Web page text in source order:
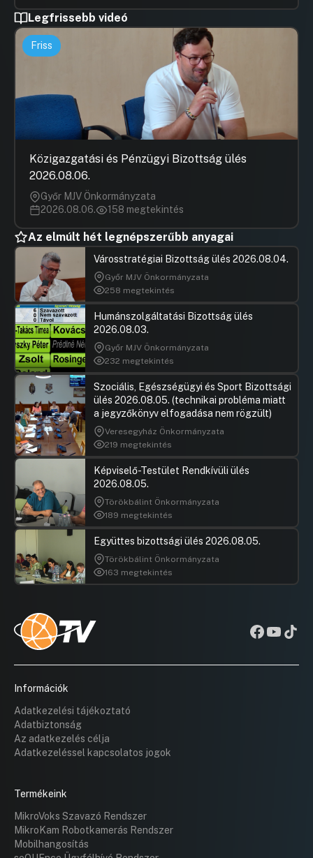
Legfrissebb videó
Friss
Közigazgatási és Pénzügyi Bizottság ülés
2026.08.06.
Győr MJV Önkormányzata
2026.08.06.
158 megtekintés
Az elmúlt hét legnépszerűbb anyagai
Városstratégiai Bizottság ülés 2026.08.04.
Győr MJV Önkormányzata
258 megtekintés
Humánszolgáltatási Bizottság ülés
2026.08.03.
Győr MJV Önkormányzata
232 megtekintés
Szociális, Egészségügyi és Sport Bizottsági
ülés 2026.08.05. (technikai probléma miatt
a jegyzőkönyv elfogadása nem rögzült)
Veresegyház Önkormányzata
219 megtekintés
Képviselő-Testület Rendkívüli ülés
2026.08.05.
Törökbálint Önkormányzata
189 megtekintés
Együttes bizottsági ülés 2026.08.05.
Törökbálint Önkormányzata
163 megtekintés
Információk
Adatkezelési tájékoztató
Adatbiztonság
Az adatkezelés célja
Adatkezeléssel kapcsolatos jogok
Termékeink
MikroVoks Szavazó Rendszer
MikroKam Robotkamerás Rendszer
Mobilhangosítás